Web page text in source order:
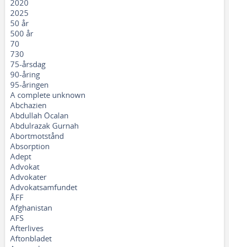
2020
2025
50 år
500 år
70
730
75-årsdag
90-åring
95-åringen
A complete unknown
Abchazien
Abdullah Öcalan
Abdulrazak Gurnah
Abortmotstånd
Absorption
Adept
Advokat
Advokater
Advokatsamfundet
ÅFF
Afghanistan
AFS
Afterlives
Aftonbladet